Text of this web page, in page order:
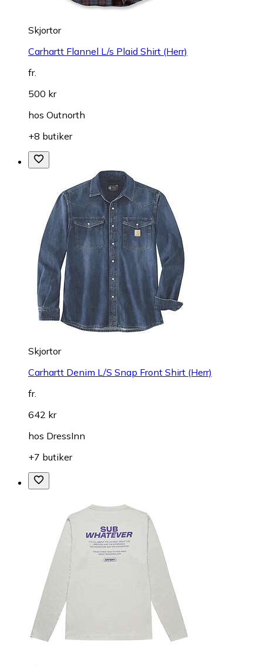
Skjortor
Carhartt Flannel L/s Plaid Shirt (Herr)
fr.
500 kr
hos Outnorth
+8 butiker
Skjortor
Carhartt Denim L/S Snap Front Shirt (Herr)
fr.
642 kr
hos DressInn
+7 butiker